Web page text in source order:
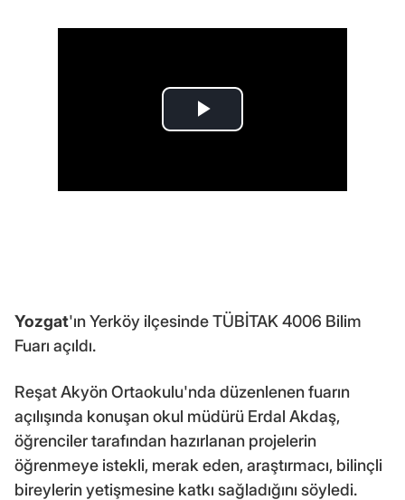
Yozgat'ın Yerköy ilçesinde TÜBİTAK 4006 Bilim
Fuarı açıldı.
Reşat Akyön Ortaokulu'nda düzenlenen fuarın
açılışında konuşan okul müdürü Erdal Akdaş,
öğrenciler tarafından hazırlanan projelerin
öğrenmeye istekli, merak eden, araştırmacı, bilinçli
bireylerin yetişmesine katkı sağladığını söyledi.